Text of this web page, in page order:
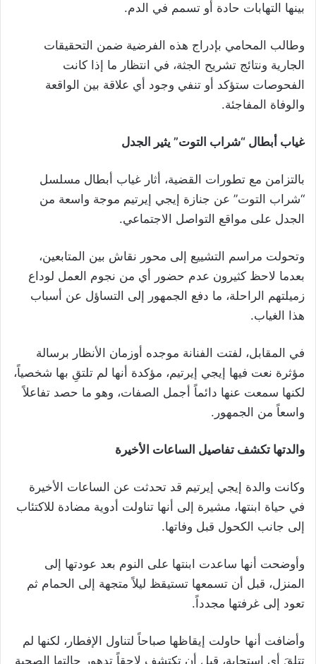
بينها التهابات حادة أو تسمم في الدم.
وطالب المحامي بإدراج هذه الفرضية ضمن التحقيقات
الجارية ونتائج تشريح الجثة، في انتظار ما إذا كانت
الفحوصات ستؤكد أو تنفي وجود أي علاقة بين الواقعة
والوفاة المفاجئة.
غياب أبطال “شراب التوت” يثير الجدل
بالتزامن مع تطورات القضية، أثار غياب أبطال مسلسل
“شراب التوت” عن جنازة إيجي إيرتيم موجة واسعة من
الجدل على مواقع التواصل الاجتماعي.
وتحولت مراسم التشييع إلى محور نقاش بين المتابعين،
بعدما لاحظ كثيرون عدم حضور أي من نجوم العمل لوداع
زميلتهم الراحلة، ما دفع الجمهور إلى التساؤل عن أسباب
هذا الغياب.
في المقابل، لفتت الفنانة موجده أوزمان الأنظار برسالة
مؤثرة نعت فيها إيجي إيرتيم، مؤكدة أنها لم تلتقِ بها شخصياً،
لكنها سمعت عنها دائماً أجمل الصفات، وهو ما حصد تفاعلاً
واسعاً من الجمهور.
والدتها تكشف تفاصيل الساعات الأخيرة
وكانت والدة إيجي إيرتيم قد تحدثت عن الساعات الأخيرة
في حياة ابنتها، مشيرة إلى أنها تناولت أدوية مضادة للاكتئاب
إلى جانب الكحول قبل وفاتها.
وأوضحت أنها ساعدت ابنتها على النوم بعد عودتها إلى
المنزل، قبل أن تسمعها تستيقظ ليلاً متجهة إلى الحمام ثم
تعود إلى غرفتها مجدداً.
وأضافت أنها حاولت إيقاظها صباحاً لتناول الإفطار، لكنها لم
تتلقَ أي استجابة، قبل أن تكتشف لاحقاً تدهور حالتها الصحية